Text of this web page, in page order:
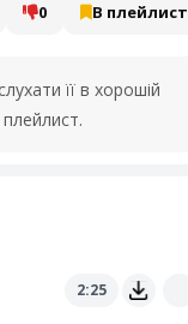
0 В плейлист
її в хорошій
2:25